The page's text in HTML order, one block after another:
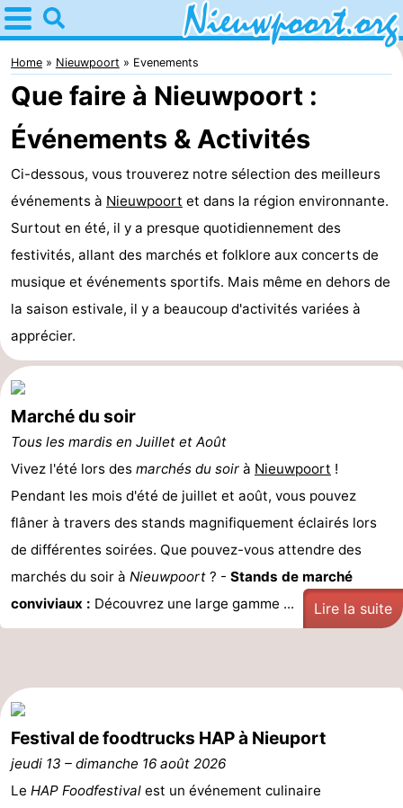
Home
Nieuwpoort
Astuces
Avec
les
enfants
Passer
la
nuit
Appartements
-
Holiday
Suites
Nieuwpoort
-
Holiday
Suites
Westende
Campings
Chambre
d'hôtes
Chaumières
-
Nieuwpoort
-
Oostduinkerke
aan
zee
-
Westende
Hôtels
Last
Voir
et
faire
Lieux
d'intérêt
-
Home Nieuwpoort Evenements
Que faire à Nieuwpoort :
Événements & Activités
Ci-dessous, vous trouverez notre sélection des meilleurs
événements à Nieuwpoort et dans la région environnante.
Surtout en été, il y a presque quotidiennement des
festivités, allant des marchés et folklore aux concerts de
musique et événements sportifs. Mais même en dehors de
la saison estivale, il y a beaucoup d'activités variées à
apprécier.
Marché du soir
Tous les mardis en Juillet et Août
Vivez l'été lors des marchés du soir à Nieuwpoort !
Pendant les mois d'été de juillet et août, vous pouvez
flâner à travers des stands magnifiquement éclairés lors
de différentes soirées. Que pouvez-vous attendre des
marchés du soir à Nieuwpoort ? - Stands de marché
conviviaux : Découvrez une large gamme ... Lire la suite
Festival de foodtrucks HAP à Nieuport
jeudi 13 – dimanche 16 août 2026
Le HAP Foodfestival est un événement culinaire